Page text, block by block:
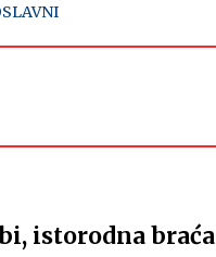
istorodna braća